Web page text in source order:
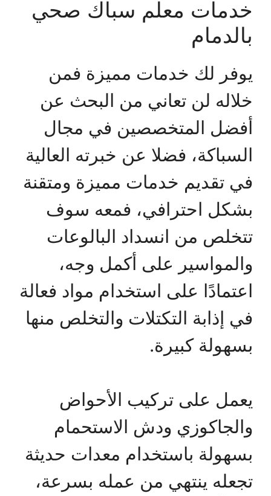
خدمات معلم سباك صحي
بالدمام
يوفر لك خدمات مميزة فمن
خلاله لن تعاني من البحث عن
أفضل المتخصصين في مجال
السباكة، فضلا عن خبرته العالية
في تقديم خدمات مميزة ومتقنة
بشكل احترافي، فمعه سوف
تتخلص من انسداد البالوعات
والمواسير على أكمل وجه،
اعتمادًا على استخدام مواد فعالة
في إذابة التكتلات والتخلص منها
بسهولة كبيرة.
يعمل على تركيب الأحواض
والجاكوزي ودش الاستحمام
بسهولة باستخدام معدات حديثة
تجعله ينتهي من عمله بسرعة،